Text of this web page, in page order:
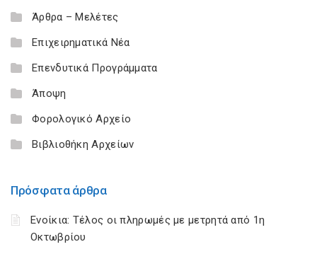
Άρθρα – Μελέτες
Επιχειρηματικά Νέα
Επενδυτικά Προγράμματα
Άποψη
Φορολογικό Αρχείο
Βιβλιοθήκη Αρχείων
Πρόσφατα άρθρα
Ενοίκια: Τέλος οι πληρωμές με μετρητά από 1η
Οκτωβρίου